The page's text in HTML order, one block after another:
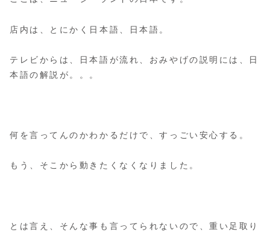
店内は、とにかく日本語、日本語。
テレビからは、日本語が流れ、おみやげの説明には、日
本語の解説が。。。
何を言ってんのかわかるだけで、すっごい安心する。
もう、そこから動きたくなくなりました。
とは言え、そんな事も言ってられないので、重い足取り